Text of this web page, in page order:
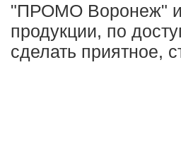
"ПРОМО Воронеж"
продукции, по
сделать приятное,